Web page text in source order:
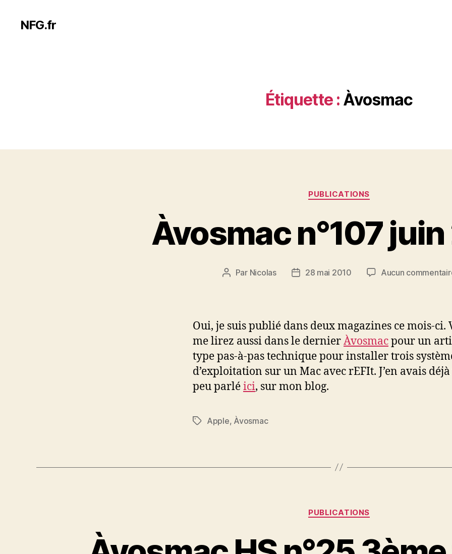
NFG.fr
Étiquette : Àvosmac
Catégories
PUBLICATIONS
Àvosmac n°107
Auteur
Par Nicolas
Date28 mai 2010 Aucun
Oui, je suis publié dans deux magazines ce mois-ci.
me lirez aussi dans le dernierÀvosmacpour un
type pas-à-pas technique pour installer trois
d’exploitation sur un Mac avec rEFIt. J’en avais
peu parléici, sur mon blog.
Étiquettes
Apple, Àvosmac
Catégories
PUBLICATIONS